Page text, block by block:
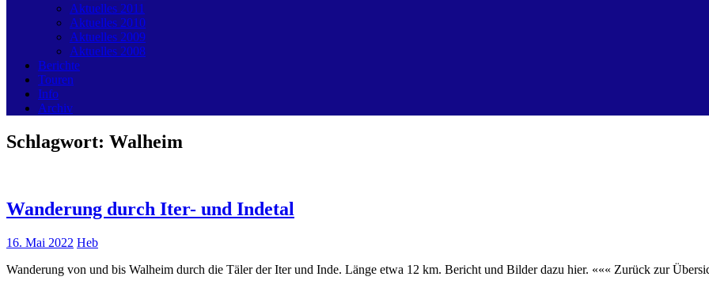
Aktuelles 2011
Aktuelles 2010
Aktuelles 2009
Aktuelles 2008
Berichte
Touren
Info
Archiv
Schlagwort: Walheim
Wanderung durch Iter- und Indetal
16. Mai 2022 Heb
Wanderung von und bis Walheim durch die Täler der Iter und Inde. Länge etwa 12 km. Bericht und Bilder dazu hier. ««« Zurück zur